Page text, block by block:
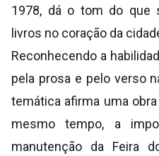
1978, dá o tom do que
livros no coração da
Reconhecendo a
pela prosa e pelo verso
temática afirma uma
mesmo tempo, a
manutenção da Feira